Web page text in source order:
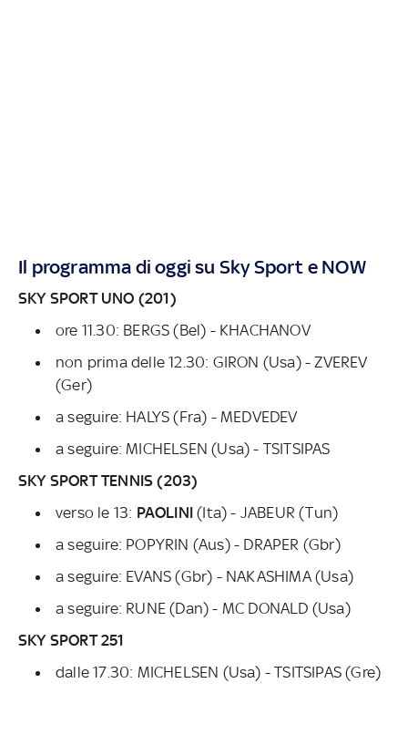
Il programma di oggi su Sky Sport e NOW
SKY SPORT UNO (201)
ore 11.30: BERGS (Bel) - KHACHANOV
non prima delle 12.30: GIRON (Usa) - ZVEREV
(Ger)
a seguire: HALYS (Fra) - MEDVEDEV
a seguire: MICHELSEN (Usa) - TSITSIPAS
SKY SPORT TENNIS (203)
verso le 13: PAOLINI(Ita) - JABEUR (Tun)
a seguire: POPYRIN (Aus) - DRAPER (Gbr)
a seguire: EVANS (Gbr) - NAKASHIMA (Usa)
a seguire: RUNE (Dan) - MC DONALD (Usa)
SKY SPORT 251
dalle 17.30: MICHELSEN (Usa) - TSITSIPAS (Gre)